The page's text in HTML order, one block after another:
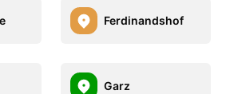
Ferdinandshof
Garz